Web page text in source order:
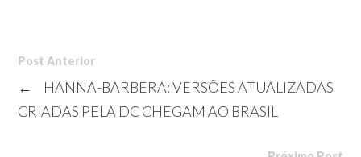
Post Anterior
←
HANNA-BARBERA: VERSÕES ATUALIZADAS
CRIADAS PELA DC CHEGAM AO BRASIL